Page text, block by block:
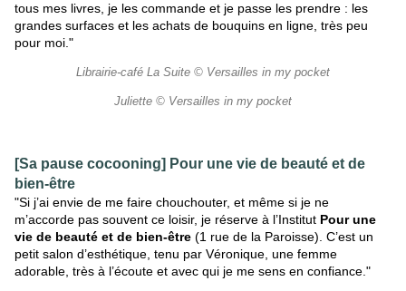
tous mes livres, je les commande et je passe les prendre : les
grandes surfaces et les achats de bouquins en ligne, très peu
pour moi."
Librairie-café La Suite © Versailles in my pocket
Juliette © Versailles in my pocket
[Sa pause cocooning] Pour une vie de beauté et de
bien-être
"Si j’ai envie de me faire chouchouter, et même si je ne
m’accorde pas souvent ce loisir, je réserve à l’Institut Pour une
vie de beauté et de bien-être (1 rue de la Paroisse). C’est un
petit salon d’esthétique, tenu par Véronique, une femme
adorable, très à l’écoute et avec qui je me sens en confiance."